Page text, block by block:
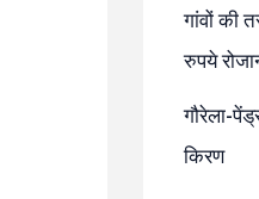
गांवों की
रुपये
गौरेला-
किरण